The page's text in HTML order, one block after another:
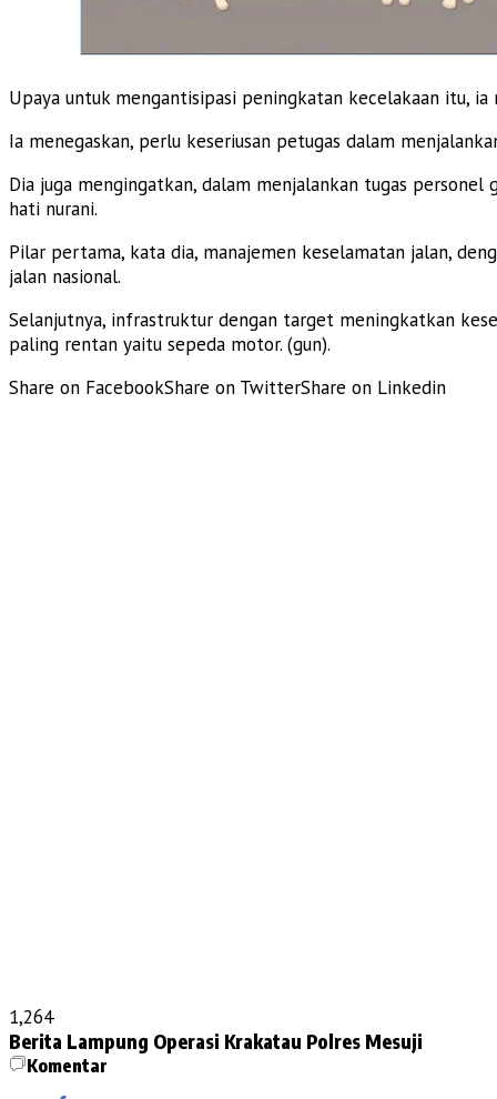
Upaya untuk mengantisipasi peningkatan kecelakaan itu,
Ia menegaskan, perlu keseriusan petugas dalam
Dia juga mengingatkan, dalam menjalankan tugas
hati nurani.
Pilar pertama, kata dia, manajemen keselamatan jalan,
jalan nasional.
Selanjutnya, infrastruktur dengan target meningkatkan
paling rentan yaitu sepeda motor. (gun).
Share on FacebookShare on TwitterShare on Linkedin
1,264
Berita Lampung Operasi Krakatau Polres Mesuji
Komentar